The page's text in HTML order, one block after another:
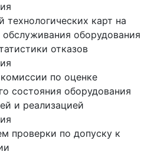
технологических карт на
обслуживания оборудования
отказов
по оценке
состояния оборудования
и реализацией
проверки по допуску к